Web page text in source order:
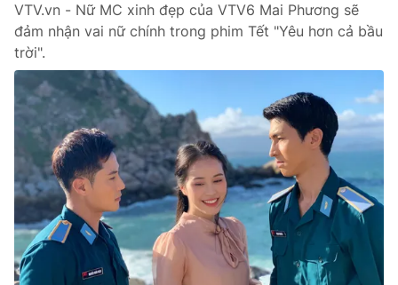
thuận bằng văn bản. Ghi rõ nguồn VTV.vn khi phát hành lại
thông tin từ website này.
VTV.vn - Nữ MC xinh đẹp của VTV6 Mai Phương sẽ
đảm nhận vai nữ chính trong phim Tết "Yêu hơn cả bầu
trời".